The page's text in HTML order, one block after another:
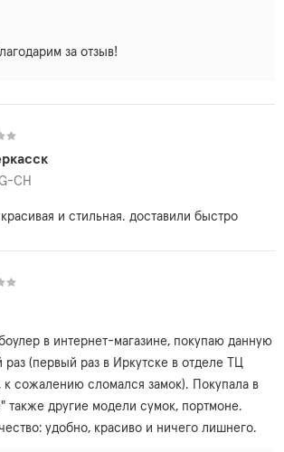
за отзыв!
CH
и стильная. доставили быстро
в интернет-магазине, покупаю данную
(первый раз в Иркутске в отделе ТЦ
к сожалению сломался замок). Покупала в
также другие модели сумок, портмоне.
удобно, красиво и ничего лишнего.